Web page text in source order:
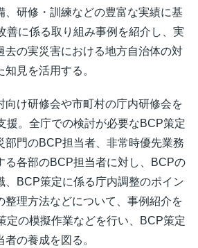
、研修・訓練などの豊富な実績に基
善に係る取り組み事例を紹介し、実
去の実災害における地方自治体の対
見を活用する。
向け研修会や市町村の庁内研修会を
援。全庁での検討が必要なBCP策定
部門のBCP担当者、非常時優先業務
る各部のBCP担当者に対し、BCPの
、BCP策定に係る庁内調整のポイン
整理方法などについて、事例紹介を
定の模擬作業などを行い、BCP策定
の養成を図る。